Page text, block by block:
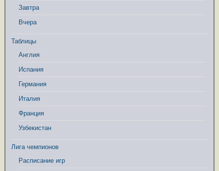
Завтра
Вчера
Таблицы
Англия
Испания
Германия
Италия
Франция
Узбекистан
Лига чемпионов
Расписание игр